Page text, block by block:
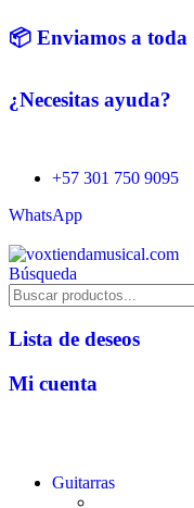
📦 Enviamos a toda
¿Necesitas ayuda?
+57 301 750 9095
WhatsApp
Búsqueda
Lista de deseos
Mi cuenta
Guitarras